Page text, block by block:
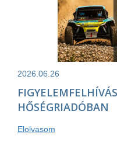
2026.06.26
HŐSÉGRIADÓBAN
Elolvasom